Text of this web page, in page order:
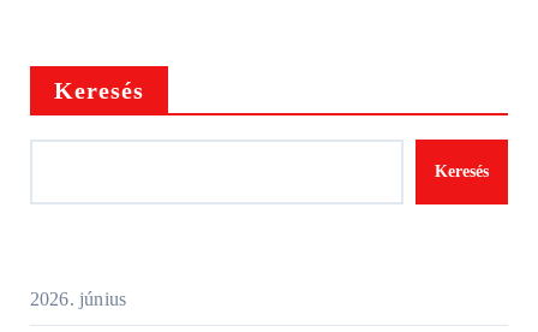
Keresés
Keresés
2026. június